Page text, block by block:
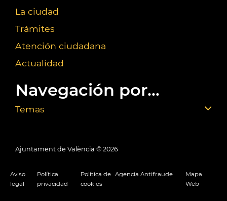
La ciudad
Trámites
Atención ciudadana
Actualidad
Navegación por...
Temas
Ajuntament de València © 2026
Aviso
legal
Política
privacidad
Política de
cookies
Agencia Antifraude
Mapa
Web